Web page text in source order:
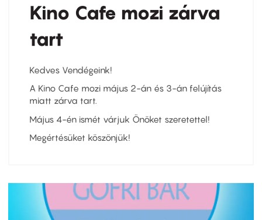
Kino Cafe mozi zárva
tart
Kedves Vendégeink!
A Kino Cafe mozi május 2-án és 3-án felújítás
miatt zárva tart.
Május 4-én ismét várjuk Önöket szeretettel!
Megértésüket köszönjük!